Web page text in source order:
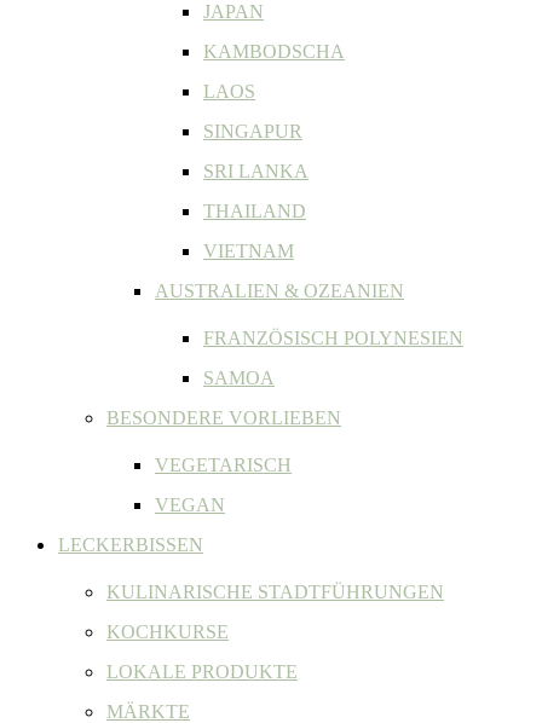
JAPAN
KAMBODSCHA
LAOS
SINGAPUR
SRI LANKA
THAILAND
VIETNAM
AUSTRALIEN & OZEANIEN
FRANZÖSISCH POLYNESIEN
SAMOA
BESONDERE VORLIEBEN
VEGETARISCH
VEGAN
LECKERBISSEN
KULINARISCHE STADTFÜHRUNGEN
KOCHKURSE
LOKALE PRODUKTE
MÄRKTE